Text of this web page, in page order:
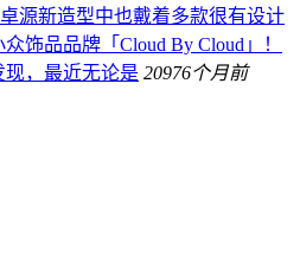
源新造型中也戴着多款很有设计
饰品品牌「Cloud By Cloud」！
，最近无论是 20976个月前